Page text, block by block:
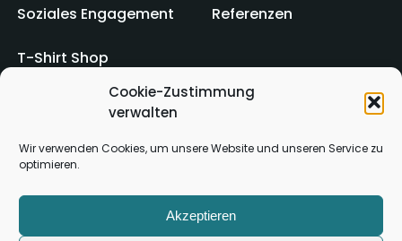
Cookie-Zustimmung
verwalten
Wir verwenden Cookies, um unsere Website und unseren Service zu
optimieren.
Akzeptieren
Soziales Engagement Referenzen
T-Shirt Shop
Impressum AGB